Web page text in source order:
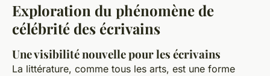
Exploration du phénomène de
célébrité des écrivains
Une visibilité nouvelle pour les écrivains
La littérature, comme tous les arts, est une forme